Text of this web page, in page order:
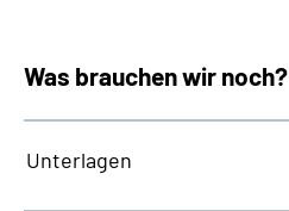
Was brauchen wir noch?
Unterlagen